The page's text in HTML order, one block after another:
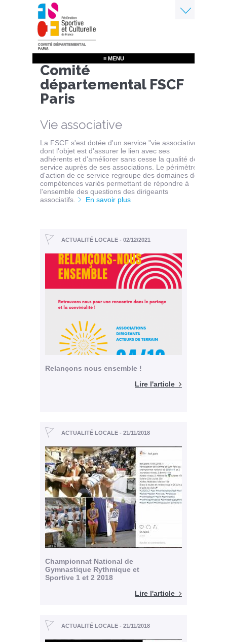
Aller
au
contenu
principal
≡ MENU
Comité
départemental FSCF
Paris
Vie associative
La FSCF s'est dotée d'un service "vie associative"
dont l'objet est d'assurer le lien avec ses
adhérents et d'améliorer sans cesse la qualité de
service auprès de ses associations. Le périmètre
d'action de ce service regroupe des domaines de
compétences variés permettant de répondre à
l'ensemble des questions des dirigeants
associatifs.
En savoir plus
ACTUALITÉ LOCALE - 02/12/2021
Relançons nous ensemble !
Lire l'article
ACTUALITÉ LOCALE - 21/11/2018
Championnat National de
Gymnastique Rythmique et
Sportive 1 et 2 2018
Lire l'article
ACTUALITÉ LOCALE - 21/11/2018